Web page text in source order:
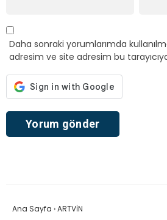
Daha sonraki yorumlarımda
adresim ve site adresim bu
Ana Sayfa ›ARTVİN